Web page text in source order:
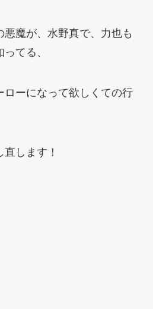
魔が、水野真で、力也も
てる、
ローになって欲しくての行
します！